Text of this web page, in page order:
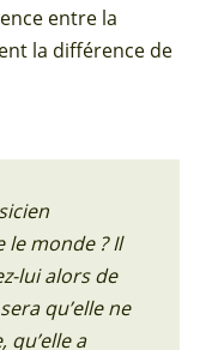
entre la
la différence de
le monde ? Il
lui alors de
qu’elle ne
a